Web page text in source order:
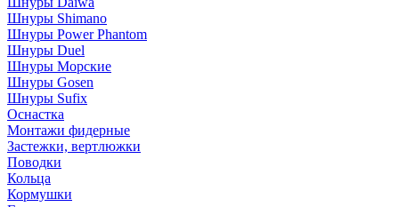
Шнуры Shimano
Шнуры Power Phantom
Шнуры Duel
Шнуры Морские
Шнуры Gosen
Шнуры Sufix
Оснастка
Монтажи фидерные
Застежки, вертлюжки
Поводки
Кольца
Кормушки